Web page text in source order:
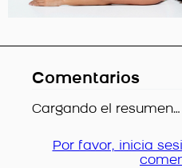
Comentarios
Cargando el resumen…
Por favor, inicia